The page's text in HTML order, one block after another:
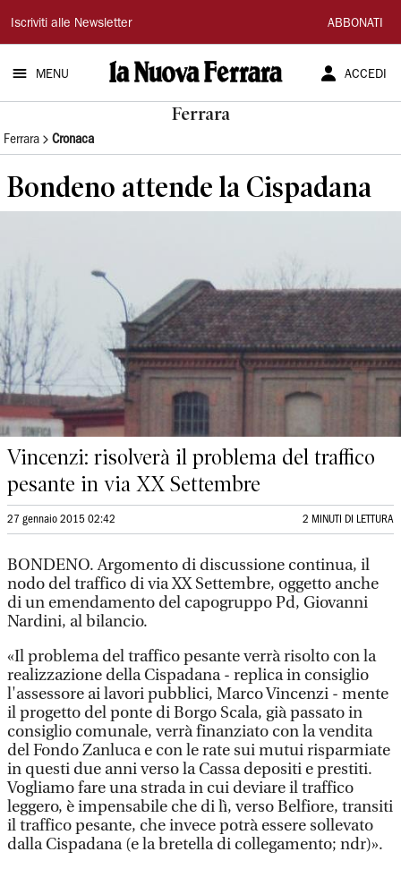
La
Nuova
Ferrara
Iscriviti alle Newsletter ABBONATI
MENU ACCEDI
Ferrara
Ferrara Cronaca
Bondeno attende la Cispadana
Vincenzi: risolverà il problema del traffico
pesante in via XX Settembre
27 gennaio 2015 02:42 2 MINUTI DI LETTURA
BONDENO. Argomento di discussione continua, il
nodo del traffico di via XX Settembre, oggetto anche
di un emendamento del capogruppo Pd, Giovanni
Nardini, al bilancio.
«Il problema del traffico pesante verrà risolto con la
realizzazione della Cispadana - replica in consiglio
l'assessore ai lavori pubblici, Marco Vincenzi - mente
il progetto del ponte di Borgo Scala, già passato in
consiglio comunale, verrà finanziato con la vendita
del Fondo Zanluca e con le rate sui mutui risparmiate
in questi due anni verso la Cassa depositi e prestiti.
Vogliamo fare una strada in cui deviare il traffico
leggero, è impensabile che di lì, verso Belfiore, transiti
il traffico pesante, che invece potrà essere sollevato
dalla Cispadana (e la bretella di collegamento; ndr)».